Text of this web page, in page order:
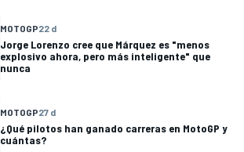
MOTOGP22 d
Jorge Lorenzo cree que Márquez es "menos
explosivo ahora, pero más inteligente" que
nunca
MOTOGP27 d
¿Qué pilotos han ganado carreras en MotoGP y
cuántas?